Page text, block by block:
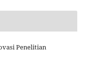
Penelitian